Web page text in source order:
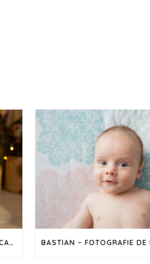
SEDINȚĂ FOTO DE CRĂCIUN – CAPTUREAZĂ MAGIA SĂRBĂTORILOR ÎN IMAGINI